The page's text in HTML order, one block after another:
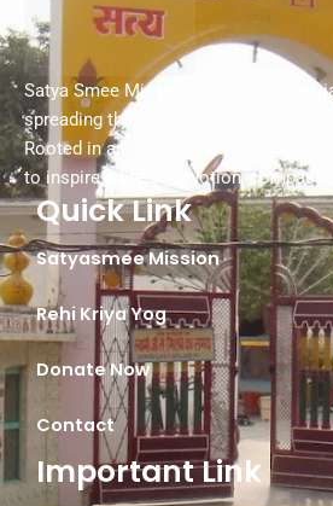
Satya Smee Mission is a spiritual
spreading the values of truth, peace,
Rooted in ancient wisdom and guided
to inspire a life of devotion,
Quick Link
Satyasmee Mission
Rehi Kriya Yog
Donate Now
Contact
Important Link